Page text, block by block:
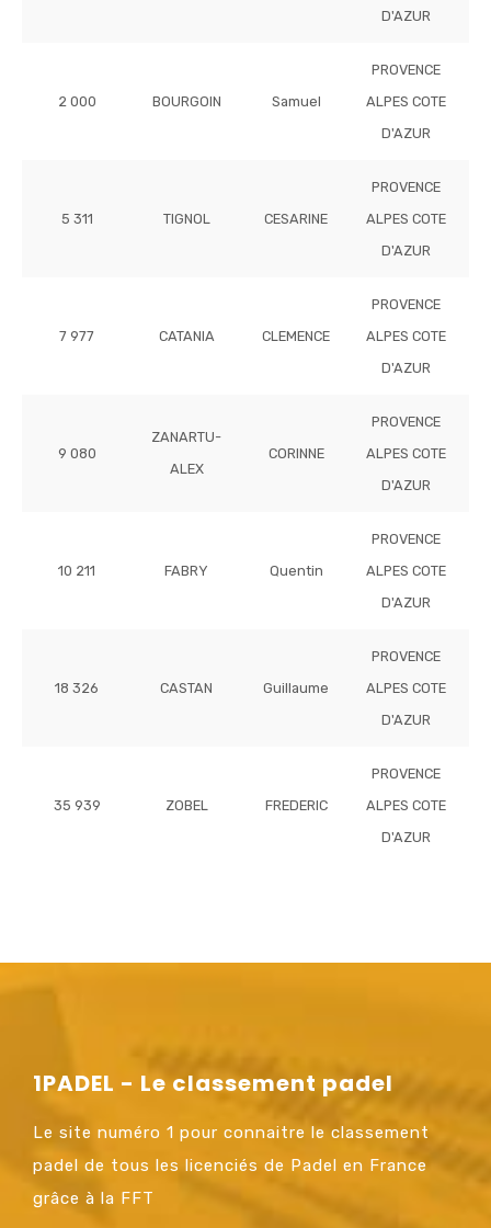
D'AZUR
2 000 BOURGOIN Samuel
PROVENCE
ALPES COTE
D'AZUR
5 311 TIGNOL CESARINE
PROVENCE
ALPES COTE
D'AZUR
7 977 CATANIA CLEMENCE
PROVENCE
ALPES COTE
D'AZUR
9 080
ZANARTU-
ALEX
CORINNE
PROVENCE
ALPES COTE
D'AZUR
10 211 FABRY Quentin
PROVENCE
ALPES COTE
D'AZUR
18 326 CASTAN Guillaume
PROVENCE
ALPES COTE
D'AZUR
35 939 ZOBEL FREDERIC
PROVENCE
ALPES COTE
D'AZUR
1PADEL - Le classement padel
Le site numéro 1 pour connaitre le classement
padel de tous les licenciés de Padel en France
grâce à la FFT